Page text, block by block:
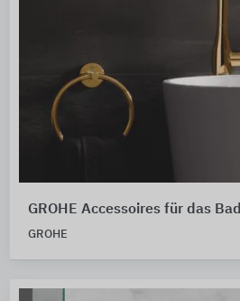
GROHE Accessoires für das Bad
GROHE